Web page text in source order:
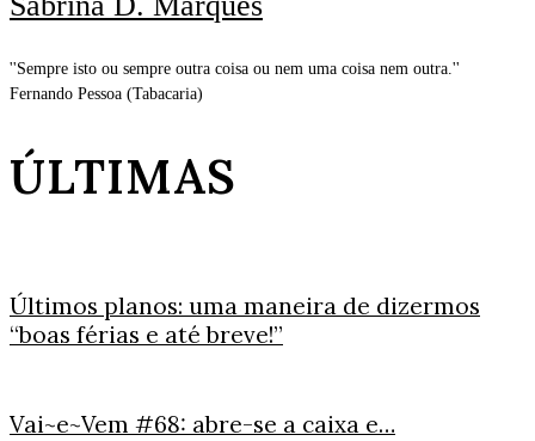
''Sempre isto ou sempre outra coisa ou nem uma coisa nem outra.''
Fernando Pessoa (Tabacaria)
ÚLTIMAS
Últimos planos: uma maneira de dizermos
“boas férias e até breve!”
Vai~e~Vem #68: abre-se a caixa e…